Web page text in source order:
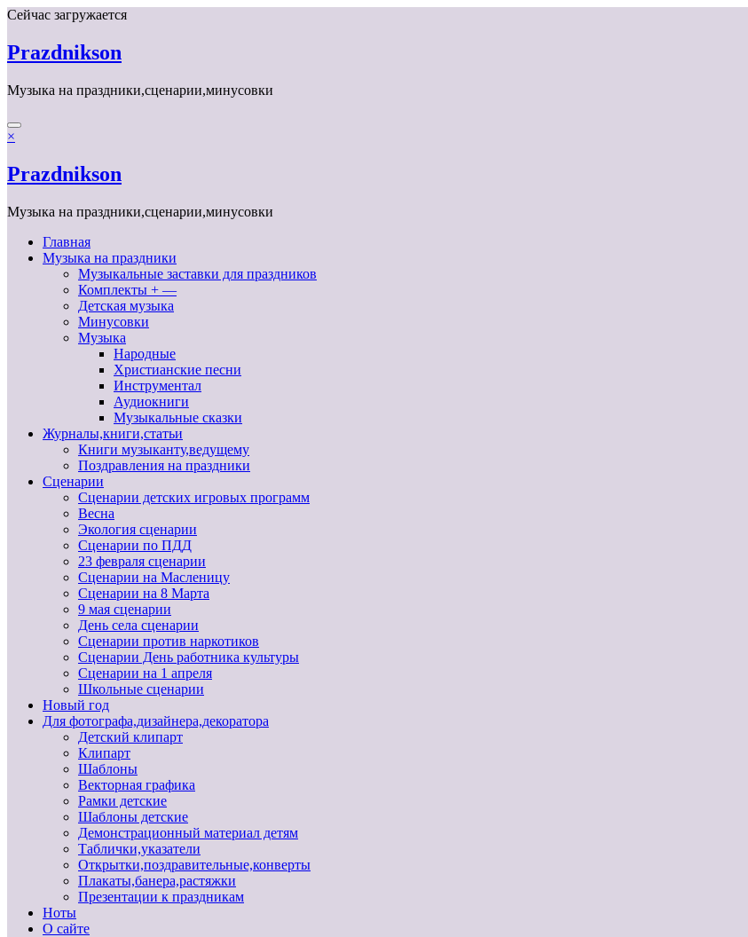
Перейти
содержимому
Сейчас загружается
Prazdnikson
Музыка на праздники,сценарии,минусовки
×
Prazdnikson
Музыка на праздники,сценарии,минусовки
Главная
Музыка на праздники
Музыкальные заставки для праздников
Комплекты + —
Детская музыка
Минусовки
Музыка
Народные
Христианские песни
Инструментал
Аудиокниги
Музыкальные сказки
Журналы,книги,статьи
Книги музыканту,ведущему
Поздравления на праздники
Сценарии
Сценарии детских игровых программ
Весна
Экология сценарии
Сценарии по ПДД
23 февраля сценарии
Сценарии на Масленицу
Сценарии на 8 Марта
9 мая сценарии
День села сценарии
Сценарии против наркотиков
Сценарии День работника культуры
Сценарии на 1 апреля
Школьные сценарии
Новый год
Для фотографа,дизайнера,декоратора
Детский клипарт
Клипарт
Шаблоны
Векторная графика
Рамки детские
Шаблоны детские
Демонстрационный материал детям
Таблички,указатели
Открытки,поздравительные,конверты
Плакаты,банера,растяжки
Презентации к праздникам
Ноты
О сайте